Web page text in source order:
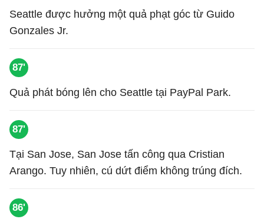
Seattle được hưởng một quả phạt góc từ Guido
Gonzales Jr.
87'
Quả phát bóng lên cho Seattle tại PayPal Park.
87'
Tại San Jose, San Jose tấn công qua Cristian
Arango. Tuy nhiên, cú dứt điểm không trúng đích.
86'